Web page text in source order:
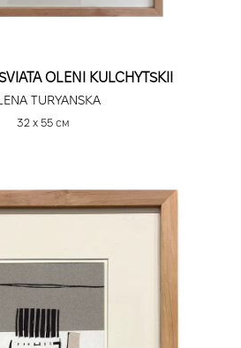
OLENI KULCHYTSKII
TURYANSKA
32 х 55 см